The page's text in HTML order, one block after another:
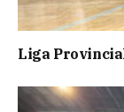
Liga